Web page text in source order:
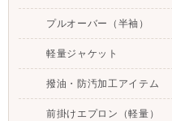
プルオーバー（半袖）
軽量ジャケット
撥油・防汚加工アイテム
前掛けエプロン（軽量）